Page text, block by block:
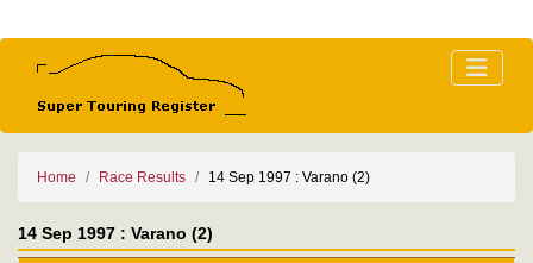
Home Race Results 14 Sep 1997 : Varano (2)
14 Sep 1997 : Varano (2)